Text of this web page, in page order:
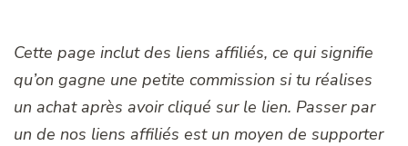
Cette page inclut des liens affiliés, ce qui signifie
qu’on gagne une petite commission si tu réalises
un achat après avoir cliqué sur le lien. Passer par
un de nos liens affiliés est un moyen de supporter